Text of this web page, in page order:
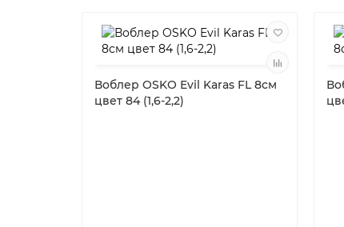
Воблер OSKO Evil Karas FL 8см
цвет 84 (1,6-2,2)